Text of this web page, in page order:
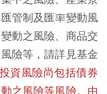
管制及匯率變動風
動之風險、商品交
險等，請詳見基金
資風險尚包括債券
之風險等風險。由